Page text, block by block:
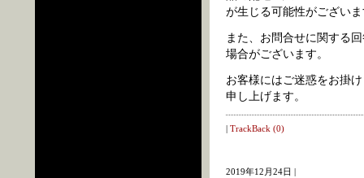
が生じる可能性がござい
また、お問合せに関する
場合がございます。
お客様にはご迷惑をお掛
申し上げます。
| TrackBack (0)
2019年12月24日 |